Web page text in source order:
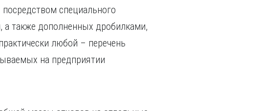
специального
а также дополненных дробилками,
любой – перечень
на предприятии